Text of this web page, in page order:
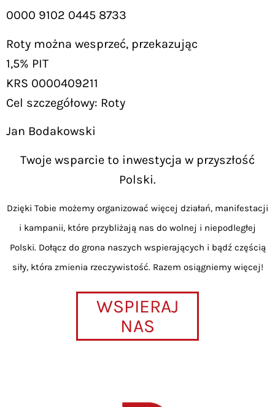
0000 9102 0445 8733
Roty można wesprzeć, przekazując
1,5% PIT
KRS 0000409211
Cel szczegółowy: Roty
Jan Bodakowski
Twoje wsparcie to inwestycja w przyszłość
Polski.
Dzięki Tobie możemy organizować więcej działań, manifestacji
i kampanii, które przybliżają nas do wolnej i niepodległej
Polski. Dołącz do grona naszych wspierających i bądź częścią
siły, która zmienia rzeczywistość. Razem osiągniemy więcej!
WSPIERAJ
NAS